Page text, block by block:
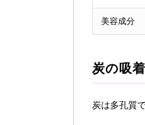
美容成分
炭の吸
炭は多孔質